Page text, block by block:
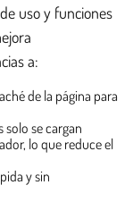
uso y funciones
a:
de la página para
solo se cargan
lo que reduce el
y sin